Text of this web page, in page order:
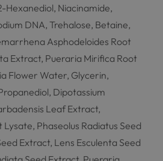
Hexanediol, Niacinamide,
DNA, Trehalose, Betaine,
Asphodeloides Root
Extract, Pueraria Mirifica Root
Flower Water, Glycerin,
Dipotassium
Leaf Extract,
Phaseolus Radiatus Seed
Extract, Lens Esculenta Seed